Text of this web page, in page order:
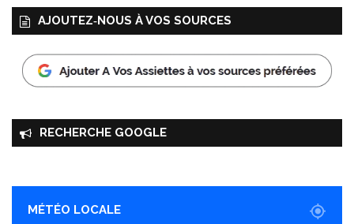
AJOUTEZ‑NOUS À VOS SOURCES
RECHERCHE GOOGLE
MÉTÉO LOCALE